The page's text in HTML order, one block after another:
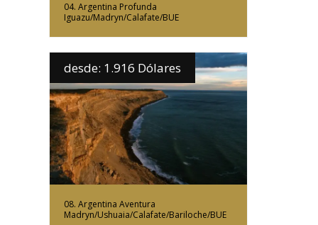
04. Argentina Profunda
Iguazu/Madryn/Calafate/BUE
desde: 1.916 Dólares
Más Información
08. Argentina Aventura
Madryn/Ushuaia/Calafate/Bariloche/BUE